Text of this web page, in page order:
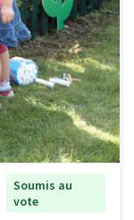
Soumis au
vote